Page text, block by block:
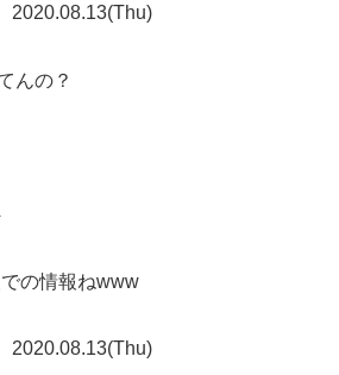
2020.08.13(Thu)
んの？
の情報ねwww
2020.08.13(Thu)